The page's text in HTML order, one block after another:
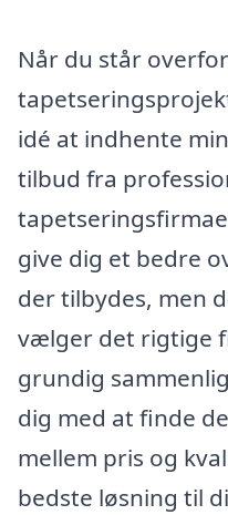
Når du står
idé at indhente
tilbud fra
give dig et bedre
der tilbydes, men
vælger det rigtige
grundig
dig med at finde
mellem pris og
bedste løsning til